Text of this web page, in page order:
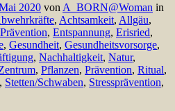
2020 von A_BORN@Woman in
, Achtsamkeit, Allgäu,
, Entspannung, Erisried,
, Gesundheit, Gesundheitsvorsorge,
, Nachhaltigkeit, Natur,
, Pflanzen, Prävention, Ritual,
, Stetten/Schwaben, Stressprävention,